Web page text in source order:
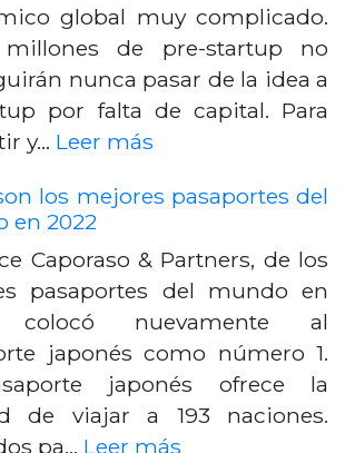
global muy complicado.
de pre-startup no
nunca pasar de la idea a
por falta de capital. Para
y… Leer más
los mejores pasaportes del
en 2022
Caporaso & Partners, de los
pasaportes del mundo en
colocó nuevamente al
japonés como número 1.
japonés ofrece la
de viajar a 193 naciones.
pa… Leer más